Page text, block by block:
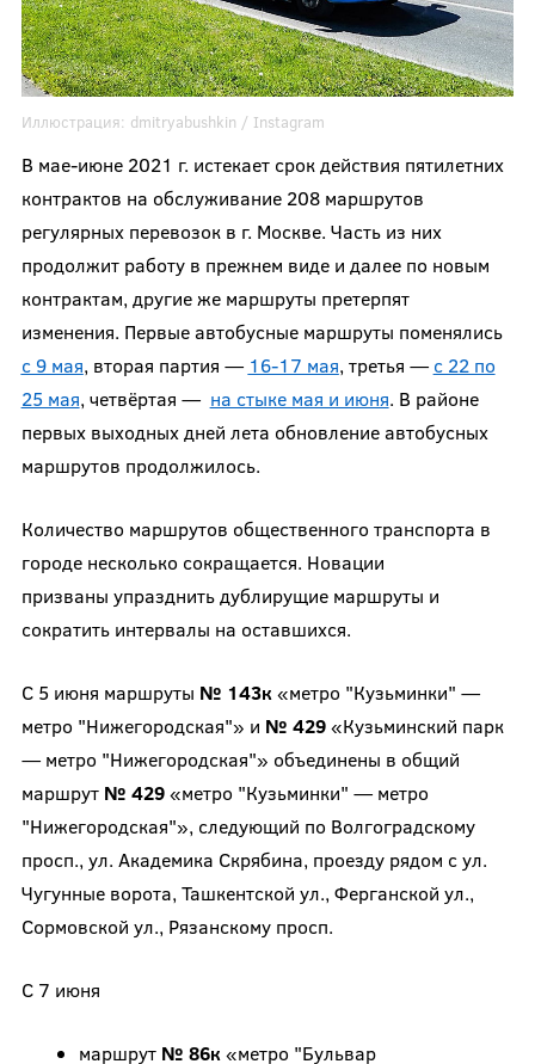
Иллюстрация: dmitryabushkin / Instagram
В мае-июне 2021 г. истекает срок действия пятилетних
контрактов на обслуживание 208 маршрутов
регулярных перевозок в г. Москве. Часть из них
продолжит работу в прежнем виде и далее по новым
контрактам, другие же маршруты претерпят
изменения. Первые автобусные маршруты поменялись
с 9 мая, вторая партия — 16-17 мая, третья — с 22 по
25 мая, четвёртая — на стыке мая и июня. В районе
первых выходных дней лета обновление автобусных
маршрутов продолжилось.
Количество маршрутов общественного транспорта в
городе несколько сокращается. Новации
призваны упразднить дублирущие маршруты и
сократить интервалы на оставшихся.
С 5 июня маршруты № 143к «метро "Кузьминки" —
метро "Нижегородская"» и № 429«Кузьминский парк
— метро "Нижегородская"» объединены в общий
маршрут № 429«метро "Кузьминки" — метро
"Нижегородская"», следующий по Волгоградскому
просп., ул. Академика Скрябина, проезду рядом с ул.
Чугунные ворота, Ташкентской ул., Ферганской ул.,
Сормовской ул., Рязанскому просп.
С 7 июня
маршрут № 86к «метро "Бульвар